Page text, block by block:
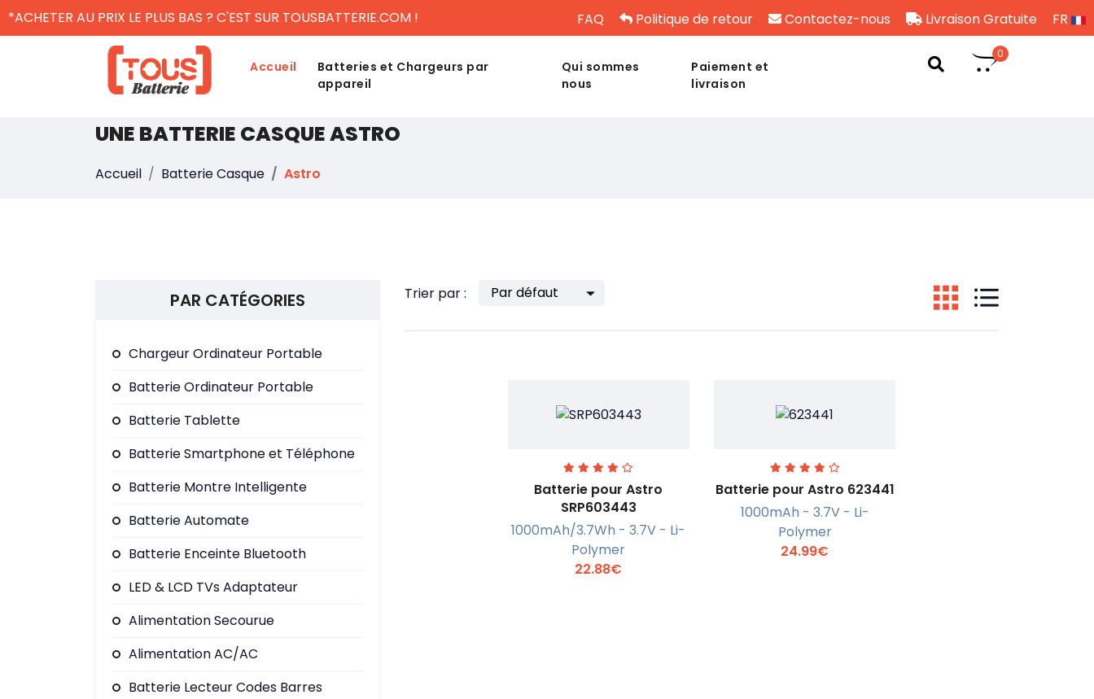
*ACHETER AU PRIX LE PLUS BAS ? C'EST SUR TOUSBATTERIE.COM ! FAQ Politique de retour Contactez-nous Livraison Gratuite FR
Accueil
Batteries et Chargeurs par
appareil
Qui sommes
nous
Paiement et
livraison
0
UNE BATTERIE CASQUE ASTRO
Accueil Batterie Casque Astro
Trier par :
En savoir +
Batterie pour Astro
SRP603443
1000mAh/3.7Wh - 3.7V - Li-
Polymer
22.88€
En savoir +
Batterie pour Astro 623441
1000mAh - 3.7V - Li-
Polymer
24.99€
PAR CATÉGORIES
Chargeur Ordinateur Portable
Batterie Ordinateur Portable
Batterie Tablette
Batterie Smartphone et Téléphone
Batterie Montre Intelligente
Batterie Automate
Batterie Enceinte Bluetooth
LED & LCD TVs Adaptateur
Alimentation Secourue
Alimentation AC/AC
Batterie Lecteur Codes Barres